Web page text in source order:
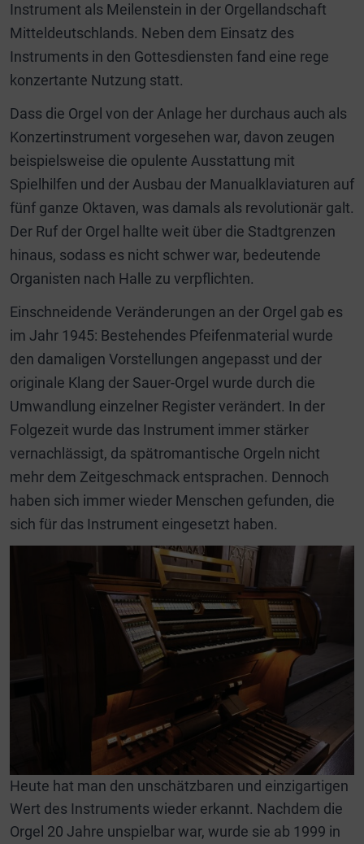
Instrument als Meilenstein in der Orgellandschaft
Mitteldeutschlands. Neben dem Einsatz des
Instruments in den Gottesdiensten fand eine rege
konzertante Nutzung statt.
Dass die Orgel von der Anlage her durchaus auch als
Konzertinstrument vorgesehen war, davon zeugen
beispielsweise die opulente Ausstattung mit
Spielhilfen und der Ausbau der Manualklaviaturen auf
fünf ganze Oktaven, was damals als revolutionär galt.
Der Ruf der Orgel hallte weit über die Stadtgrenzen
hinaus, sodass es nicht schwer war, bedeutende
Organisten nach Halle zu verpflichten.
Einschneidende Veränderungen an der Orgel gab es
im Jahr 1945: Bestehendes Pfeifenmaterial wurde
den damaligen Vorstellungen angepasst und der
originale Klang der Sauer-Orgel wurde durch die
Umwandlung einzelner Register verändert. In der
Folgezeit wurde das Instrument immer stärker
vernachlässigt, da spätromantische Orgeln nicht
mehr dem Zeitgeschmack entsprachen. Dennoch
haben sich immer wieder Menschen gefunden, die
sich für das Instrument eingesetzt haben.
Heute hat man den unschätzbaren und einzigartigen
Wert des Instruments wieder erkannt. Nachdem die
Orgel 20 Jahre unspielbar war, wurde sie ab 1999 in